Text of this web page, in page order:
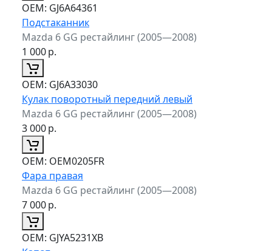
ОЕМ: GJ6A64361
Подстаканник
Mazda 6 GG рестайлинг (2005—2008)
1 000р.
ОЕМ: GJ6A33030
Кулак поворотный передний левый
Mazda 6 GG рестайлинг (2005—2008)
3 000р.
ОЕМ: OEM0205FR
Фара правая
Mazda 6 GG рестайлинг (2005—2008)
7 000р.
ОЕМ: GJYA5231XB